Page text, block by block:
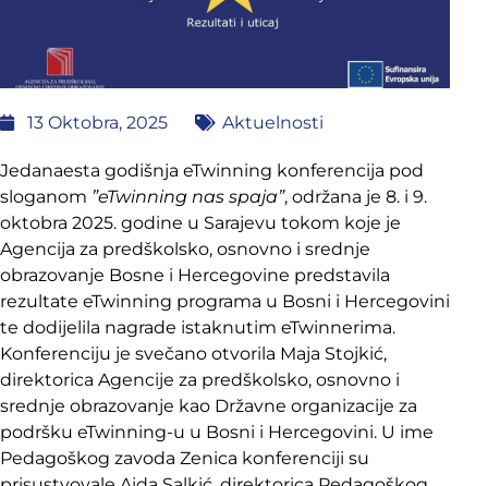
13 Oktobra, 2025 Aktuelnosti
Jedanaesta godišnja eTwinning konferencija pod
sloganom ”eTwinning nas spaja”, održana je 8. i 9.
oktobra 2025. godine u Sarajevu tokom koje je
Agencija za predškolsko, osnovno i srednje
obrazovanje Bosne i Hercegovine predstavila
rezultate eTwinning programa u Bosni i Hercegovini
te dodijelila nagrade istaknutim eTwinnerima.
Konferenciju je svečano otvorila Maja Stojkić,
direktorica Agencije za predškolsko, osnovno i
srednje obrazovanje kao Državne organizacije za
podršku eTwinning-u u Bosni i Hercegovini. U ime
Pedagoškog zavoda Zenica konferenciji su